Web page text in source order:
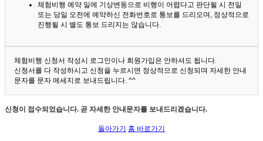
체험비행 예약 일에 기상변동으로 비행이 어렵다고 판단될 시 전일
또는 당일 오전에 예약하신 전화번호로 통보를 드리오며, 정상적으로
진행될 시 별도 통보 드리지는 않습니다.
체험비행 신청서 작성시 로그인이나 회원가입은 안하셔도 됩니다.
신청서를 다 작성하시고 신청을 누르시면 정상적으로 신청되며 자세한 안내
문자를 문자 메세지로 보내드립니다. ^^
신청이 접수되었습니다. 곧 자세한 안내문자를 보내드리겠습니다.
돌아가기 홈 바로가기